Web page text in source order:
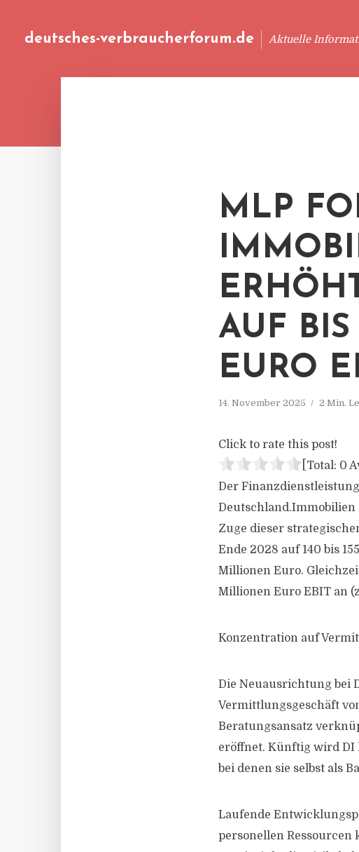
deutsches-verbraucherforum.de Aktuelle
MLP
AUF
EURO
14. November 2025 2 Min.
Click to rate this post!
[Total: 0
Der
Zuge dieser
Ende 2028 auf 140 bis
Millionen Euro.
Millionen Euro EBIT an
Konzentration auf
Die Neuausrichtung bei
Vermittlungsgeschäft
Beratungsansatz
eröffnet. Künftig wird
bei denen sie selbst als
Laufende
personellen